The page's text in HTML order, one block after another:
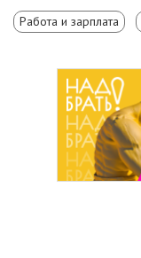
Работа и зарплата